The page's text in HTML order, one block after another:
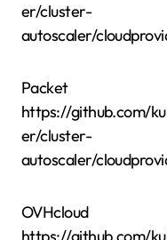
er/cluster-
autoscaler/
Packet
https://github.com/
er/cluster-
autoscaler/
OVHcloud